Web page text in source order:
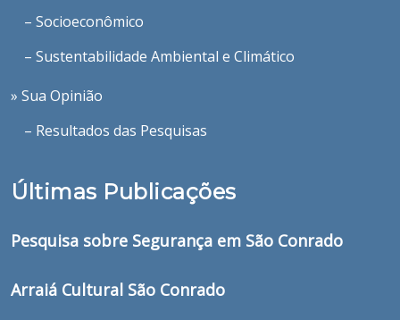
– Socioeconômico
– Sustentabilidade Ambiental e Climático
» Sua Opinião
– Resultados das Pesquisas
Últimas Publicações
Pesquisa sobre Segurança em São Conrado
Arraiá Cultural São Conrado